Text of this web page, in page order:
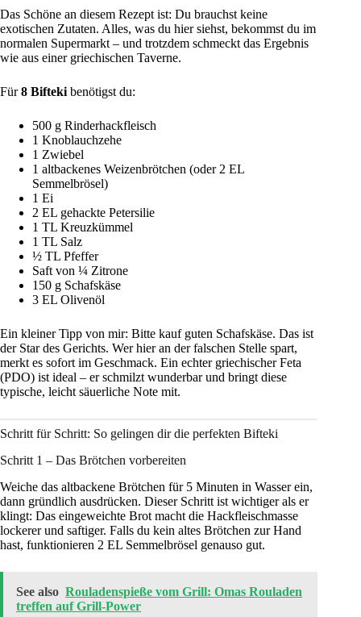
Das Schöne an diesem Rezept ist: Du brauchst keine
exotischen Zutaten. Alles, was du hier siehst, bekommst du im
normalen Supermarkt – und trotzdem schmeckt das Ergebnis
wie aus einer griechischen Taverne.
Für8 Bifteki benötigst du:
500 g Rinderhackfleisch
1 Knoblauchzehe
1 Zwiebel
1 altbackenes Weizenbrötchen (oder 2 EL
Semmelbrösel)
1 Ei
2 EL gehackte Petersilie
1 TL Kreuzkümmel
1 TL Salz
½ TL Pfeffer
Saft von ¼ Zitrone
150 g Schafskäse
3 EL Olivenöl
Ein kleiner Tipp von mir: Bitte kauf guten Schafskäse. Das ist
der Star des Gerichts. Wer hier an der falschen Stelle spart,
merkt es sofort im Geschmack. Ein echter griechischer Feta
(PDO) ist ideal – er schmilzt wunderbar und bringt diese
typische, leicht säuerliche Note mit.
Schritt für Schritt: So gelingen dir die perfekten Bifteki
Schritt 1 – Das Brötchen vorbereiten
Weiche das altbackene Brötchen für 5 Minuten in Wasser ein,
dann gründlich ausdrücken. Dieser Schritt ist wichtiger als er
klingt: Das eingeweichte Brot macht die Hackfleischmasse
lockerer und saftiger. Falls du kein altes Brötchen zur Hand
hast, funktionieren 2 EL Semmelbrösel genauso gut.
See also Rouladenspieße vom Grill: Omas Rouladen
treffen auf Grill-Power